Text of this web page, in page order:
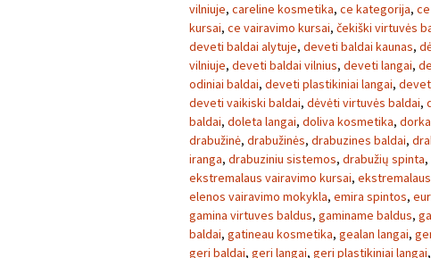
vilniuje, careline kosmetika, ce kategorija,
kursai, ce vairavimo kursai, čekiški virtuvės
deveti baldai alytuje, deveti baldai kaunas,
vilniuje, deveti baldai vilnius, deveti langai,
odiniai baldai, deveti plastikiniai langai,
deveti vaikiski baldai, dėvėti virtuvės baldai,
baldai, doleta langai, doliva kosmetika,
drabužinė, drabužinės, drabuzines baldai,
iranga, drabuziniu sistemos, drabužių spinta,
ekstremalaus vairavimo kursai,
elenos vairavimo mokykla, emira spintos,
gamina virtuves baldus, gaminame baldus,
baldai, gatineau kosmetika, gealan langai,
geri baldai, geri langai, geri plastikiniai langai,